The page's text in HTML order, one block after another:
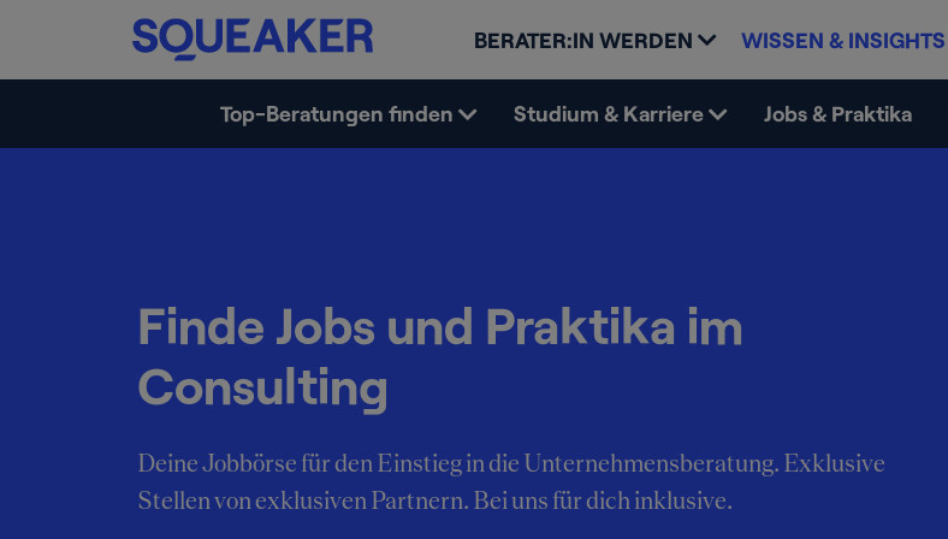
BERATER:IN WERDEN WISSEN & INSIGHTS
Top-Beratungen finden Studium & Karriere Jobs & Praktika
Finde Jobs und Praktika im
Consulting
Deine Jobbörse für den Einstieg in die Unternehmensberatung. Exklusive
Stellen von exklusiven Partnern. Bei uns für dich inklusive.